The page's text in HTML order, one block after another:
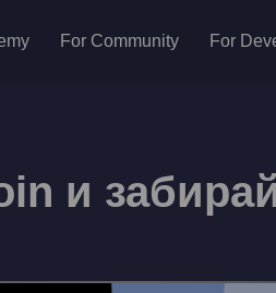
For Community For
и